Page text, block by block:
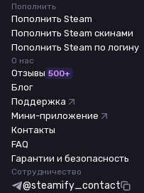
Пополнить
Пополнить Steam
Пополнить Steam скинами
Пополнить Steam по логину
О нас
Отзывы 500+
Блог
Поддержка
Мини-приложение
Контакты
FAQ
Гарантии и безопасность
Сотрудничество
@steamify_contact